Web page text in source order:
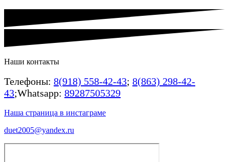
Наши контакты
Телефоны: 8(918) 558-42-43; 8(863) 298-42-
43;Whatsapp: 89287505329
Наша страница в инстаграме
duet2005@yandex.ru